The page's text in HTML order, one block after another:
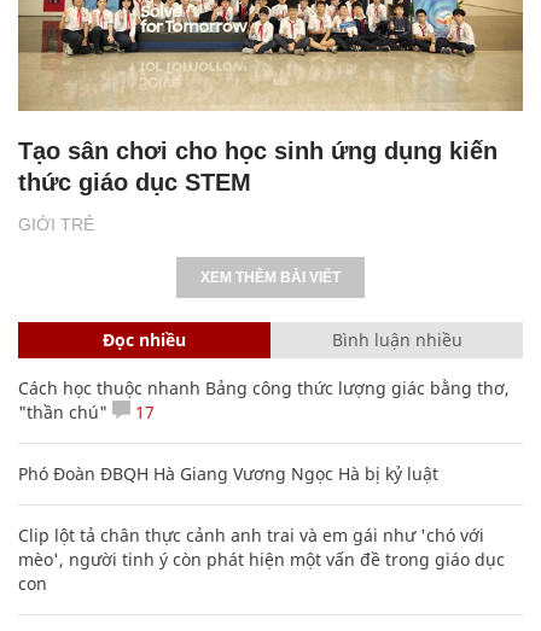
GIỚI TRẺ
Tạo sân chơi cho học sinh ứng dụng kiến
thức giáo dục STEM
XEM THÊM BÀI VIẾT
Đọc nhiều Bình luận nhiều
Cách học thuộc nhanh Bảng công thức lượng giác bằng thơ,
"thần chú"
17
Phó Đoàn ĐBQH Hà Giang Vương Ngọc Hà bị kỷ luật
Clip lột tả chân thực cảnh anh trai và em gái như 'chó với
mèo', người tinh ý còn phát hiện một vấn đề trong giáo dục
con